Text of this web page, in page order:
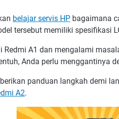
belajar servis HP bagaimana
tersebut memiliki spesifikasi
A1 dan mengalami
Anda perlu menggantinya
panduan langkah demi
A2.